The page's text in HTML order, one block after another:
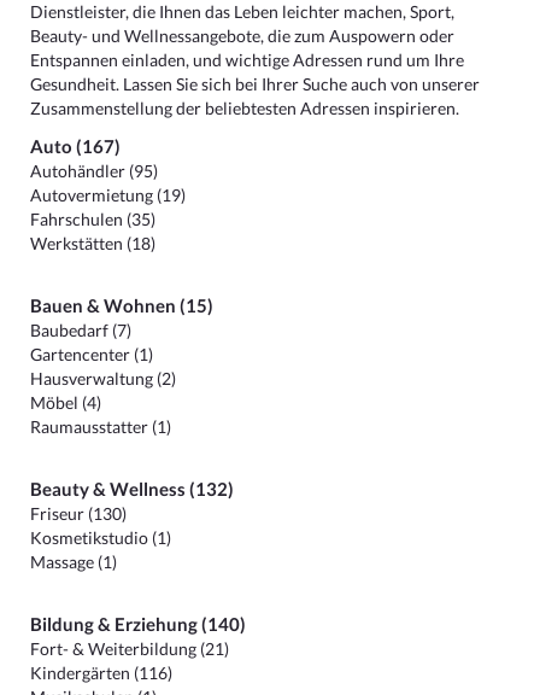
Dienstleister, die Ihnen das Leben leichter machen, Sport,
Beauty- und Wellnessangebote, die zum Auspowern oder
Entspannen einladen, und wichtige Adressen rund um Ihre
Gesundheit. Lassen Sie sich bei Ihrer Suche auch von unserer
Zusammenstellung der beliebtesten Adressen inspirieren.
Auto (167)
Autohändler (95)
Autovermietung (19)
Fahrschulen (35)
Werkstätten (18)
Bauen & Wohnen (15)
Baubedarf (7)
Gartencenter (1)
Hausverwaltung (2)
Möbel (4)
Raumausstatter (1)
Beauty & Wellness (132)
Friseur (130)
Kosmetikstudio (1)
Massage (1)
Bildung & Erziehung (140)
Fort- & Weiterbildung (21)
Kindergärten (116)